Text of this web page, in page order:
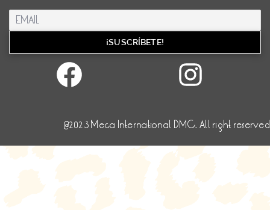
Facebook
@2023 Meca International DMC. All right reserved